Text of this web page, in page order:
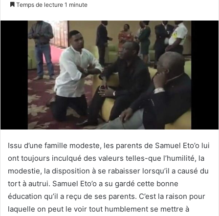
Temps de lecture 1 minute
Issu d’une famille modeste, les parents de Samuel Eto’o lui
ont toujours inculqué des valeurs telles-que l’humilité, la
modestie, la disposition à se rabaisser lorsqu’il a causé du
tort à autrui. Samuel Eto’o a su gardé cette bonne
éducation qu’il a reçu de ses parents. C’est la raison pour
laquelle on peut le voir tout humblement se mettre à